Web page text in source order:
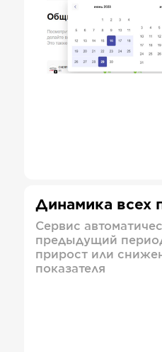
Динамика всех
Сервис
предыдущий
прирост или
показателя